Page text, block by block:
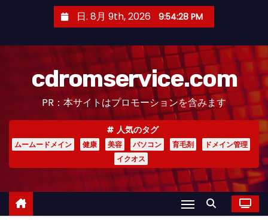
日. 8月 9th, 2026 9:54:28 PM
cdromservice.com
PR：本サイトはプロモーションを含みます
人気のタグ
ムームードメイン 健康 美容 パソコン 育毛剤
ドメイン管理
イクオス